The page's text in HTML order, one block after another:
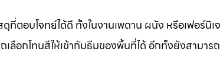
อบโจทย์ได้ดี ทั้งในงานเพดาน ผนัง หรือเฟอร์นิเ
ลือกโทนสีให้เข้ากับธีมของพื้นที่ได้ อีกทั้งยังสามา